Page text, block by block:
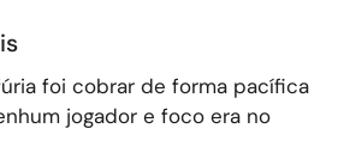
foi cobrar de forma pacífica
jogador e foco era no